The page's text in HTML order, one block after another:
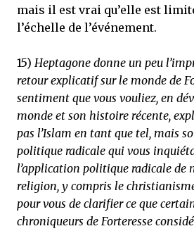
mais il est vrai qu’elle est
l’échelle de l’événement.
15) Heptagone donne un peu
retour explicatif sur le monde de
sentiment que vous vouliez, en
monde et son histoire récente,
pas l’Islam en tant que tel, mais
politique radicale qui vous
l’application politique radicale de
religion, y compris le
pour vous de clarifier ce que
chroniqueurs de Forteresse